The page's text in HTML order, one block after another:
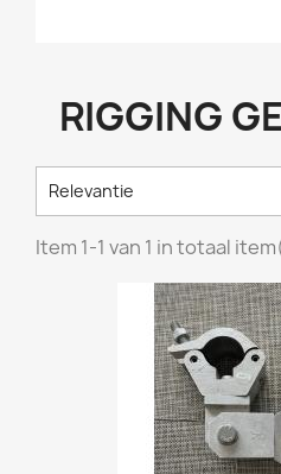
RIGGING
Relevantie
Item 1-1 van 1 in totaal